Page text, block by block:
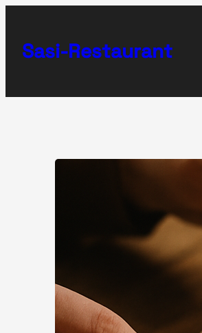
springen
Sasi-Restaurant